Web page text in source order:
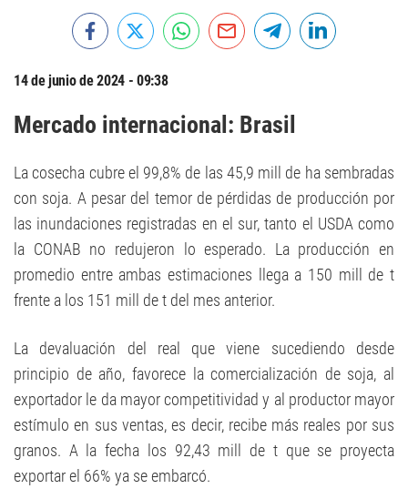
14 de junio de 2024 - 09:38
Mercado internacional: Brasil
La cosecha cubre el 99,8% de las 45,9 mill de ha sembradas
con soja. A pesar del temor de pérdidas de producción por
las inundaciones registradas en el sur, tanto el USDA como
la CONAB no redujeron lo esperado. La producción en
promedio entre ambas estimaciones llega a 150 mill de t
frente a los 151 mill de t del mes anterior.
La devaluación del real que viene sucediendo desde
principio de año, favorece la comercialización de soja, al
exportador le da mayor competitividad y al productor mayor
estímulo en sus ventas, es decir, recibe más reales por sus
granos. A la fecha los 92,43 mill de t que se proyecta
exportar el 66% ya se embarcó.